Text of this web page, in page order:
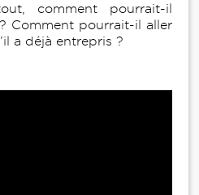
comment pourrait-il
Comment pourrait-il aller
a déjà entrepris ?